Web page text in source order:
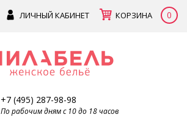
ЛИЧНЫЙ КАБИНЕТ КОРЗИНА 0
+7 (495) 287-98-98
По рабочим дням с 10 до 18 часов